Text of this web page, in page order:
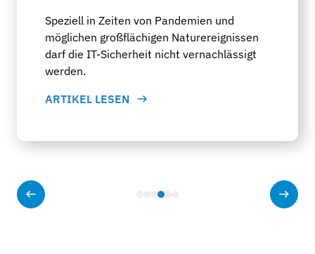
Speziell in Zeiten von Pandemien und
möglichen großflächigen Naturereignissen
darf die IT-Sicherheit nicht vernachlässigt
werden.
ARTIKEL LESEN